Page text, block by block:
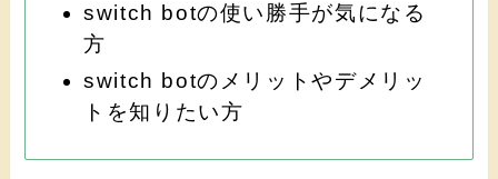
switch botの使い勝手が気になる
方
switch botのメリットやデメリッ
トを知りたい方